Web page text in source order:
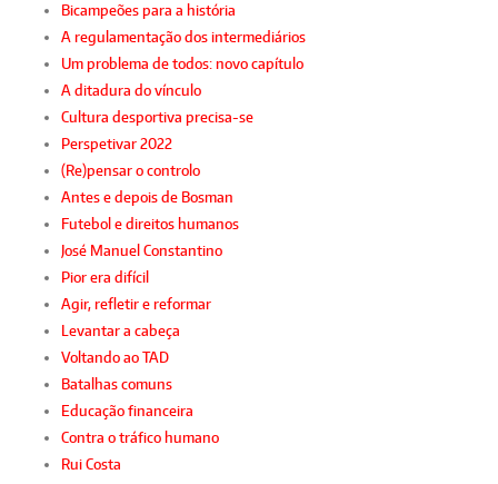
Bicampeões para a história
A regulamentação dos intermediários
Um problema de todos: novo capítulo
A ditadura do vínculo
Cultura desportiva precisa-se
Perspetivar 2022
(Re)pensar o controlo
Antes e depois de Bosman
Futebol e direitos humanos
José Manuel Constantino
Pior era difícil
Agir, refletir e reformar
Levantar a cabeça
Voltando ao TAD
Batalhas comuns
Educação financeira
Contra o tráfico humano
Rui Costa